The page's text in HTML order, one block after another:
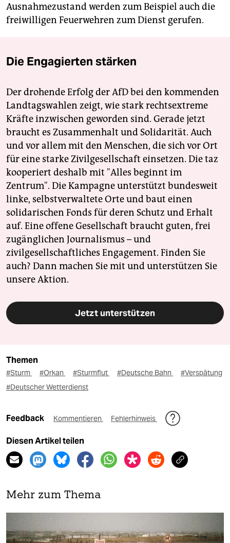
Ausnahmezustand werden zum Beispiel auch die
freiwilligen Feuerwehren zum Dienst gerufen.
Die Engagierten stärken
Der drohende Erfolg der AfD bei den kommenden
Landtagswahlen zeigt, wie stark rechtsextreme
Kräfte inzwischen geworden sind. Gerade jetzt
braucht es Zusammenhalt und Solidarität. Auch
und vor allem mit den Menschen, die sich vor Ort
für eine starke Zivilgesellschaft einsetzen. Die taz
kooperiert deshalb mit "Alles beginnt im
Zentrum". Die Kampagne unterstützt bundesweit
linke, selbstverwaltete Orte und baut einen
solidarischen Fonds für deren Schutz und Erhalt
auf. Eine offene Gesellschaft braucht guten, frei
zugänglichen Journalismus – und
zivilgesellschaftliches Engagement. Finden Sie
auch? Dann machen Sie mit und unterstützen Sie
unsere Aktion.
Jetzt unterstützen
Themen
#Sturm #Orkan #Sturmflut #Deutsche Bahn
#Verspätung
#Deutscher Wetterdienst
Feedback Kommentieren Fehlerhinweis
Diesen Artikel teilen
Mehr zum Thema